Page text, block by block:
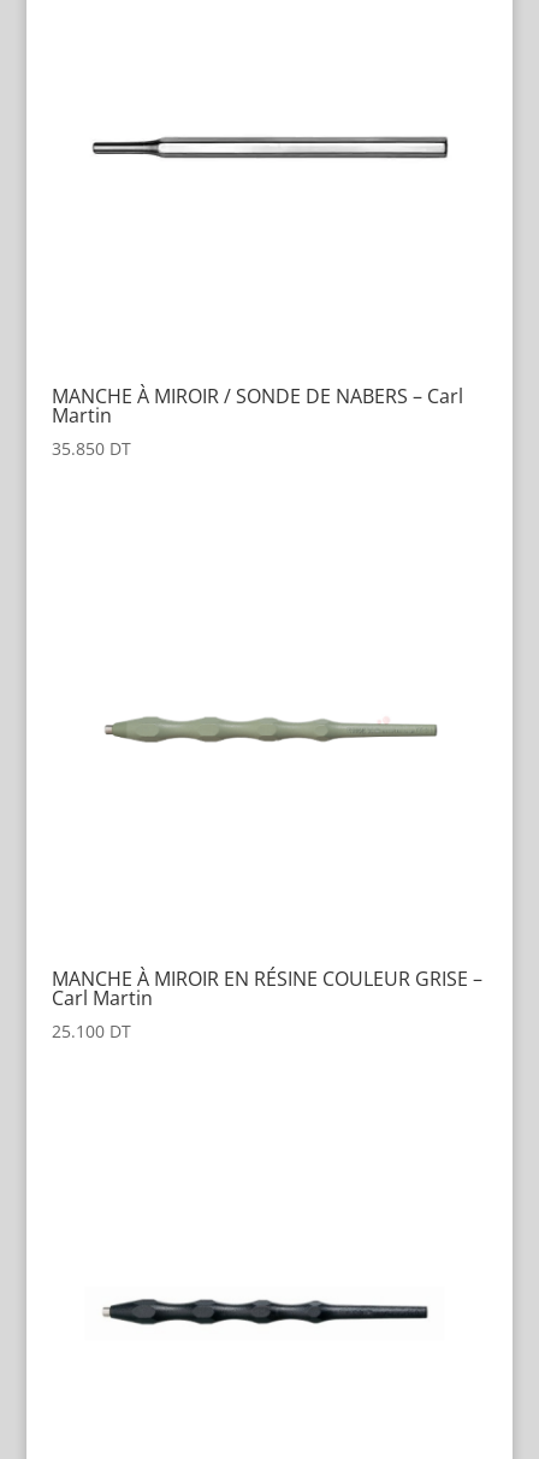
MANCHE À MIROIR / SONDE DE NABERS – Carl
Martin
35.850DT
MANCHE À MIROIR EN RÉSINE COULEUR GRISE –
Carl Martin
25.100DT